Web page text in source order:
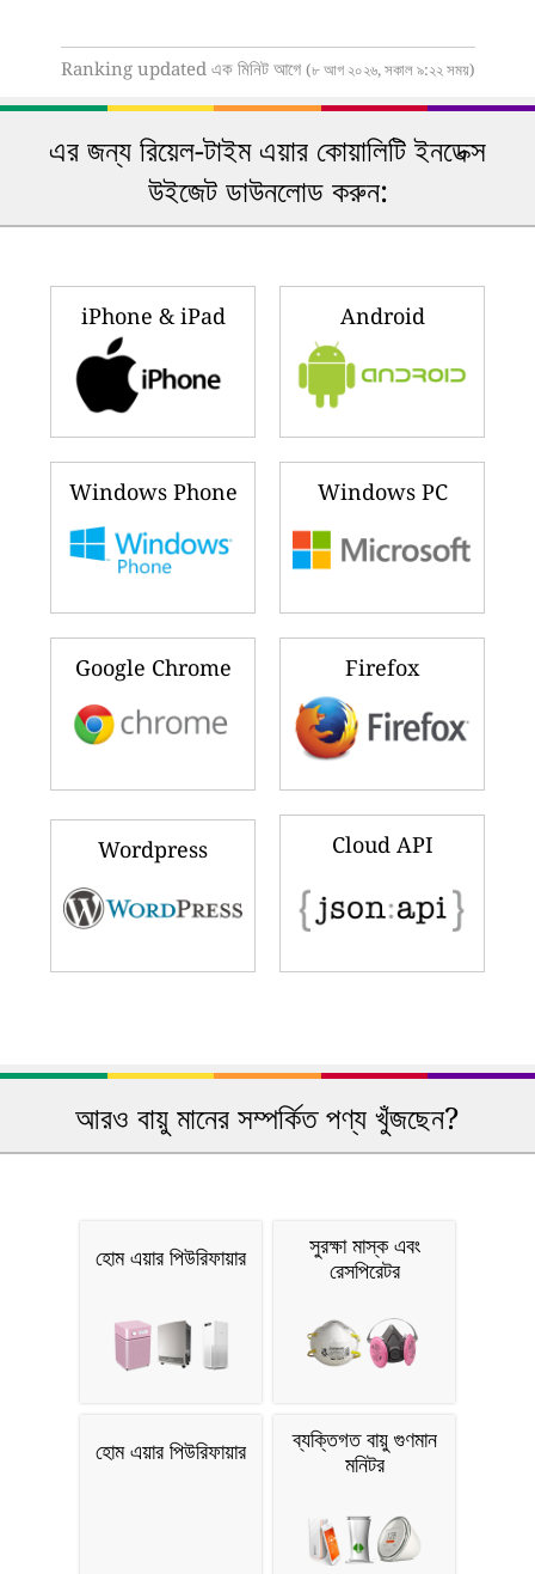
Ranking updated এক মিনিট আগে (৮ আগ ২০২৬, সকাল ৯:২২ সময়)
এর জন্য রিয়েল-টাইম এয়ার কোয়ালিটি ইনডেক্স
উইজেট ডাউনলোড করুন:
iPhone & iPad Android
Windows Phone Windows PC
Google Chrome Firefox
Wordpress Cloud API
আরও বায়ু মানের সম্পর্কিত পণ্য খুঁজছেন?
হোম এয়ার পিউরিফায়ার
সুরক্ষা মাস্ক এবং
রেসপিরেটর
হোম এয়ার পিউরিফায়ার
ব্যক্তিগত বায়ু গুণমান
মনিটর